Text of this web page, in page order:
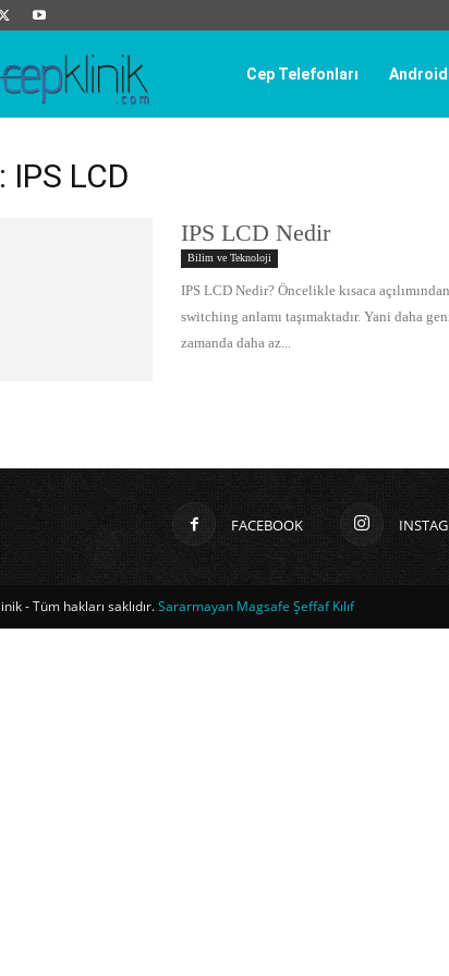
Cep Telefonları Android
IPS LCD
IPS LCD Nedir
Bilim ve Teknoloji
IPS LCD Nedir? Öncelikle kısaca
switching anlamı taşımaktadır. Yani daha
zamanda daha az...
FACEBOOK
- Tüm hakları saklıdır.Sararmayan Magsafe Şeffaf Kılıf